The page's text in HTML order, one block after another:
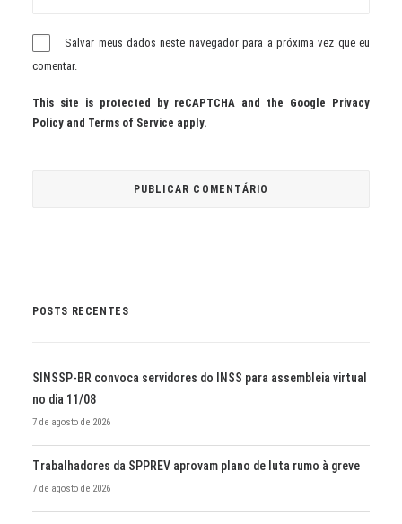
Salvar meus dados neste navegador para a próxima vez que eu
comentar.
This site is protected by reCAPTCHA and the Google Privacy
Policy and Terms of Service apply.
POSTS RECENTES
SINSSP-BR convoca servidores do INSS para assembleia virtual
no dia 11/08
7 de agosto de 2026
Trabalhadores da SPPREV aprovam plano de luta rumo à greve
7 de agosto de 2026